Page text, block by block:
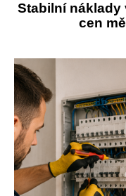
Stabilní náklady
cen